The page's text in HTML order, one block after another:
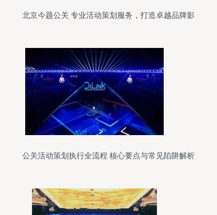
北京今题公关 专业活动策划服务，打造卓越品牌影
公关活动策划执行全流程 核心要点与常见陷阱解析